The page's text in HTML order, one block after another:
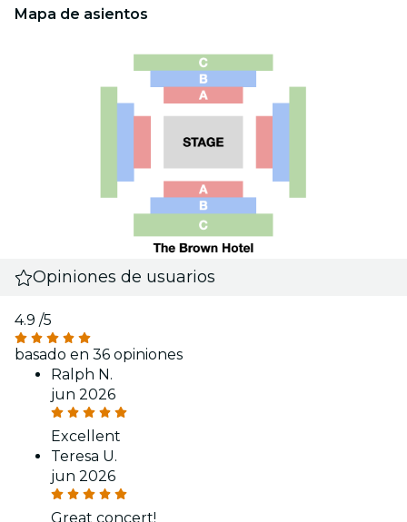
Mapa de asientos
Opiniones de usuarios
4.9 /5
basado en 36 opiniones
Ralph N.
jun 2026
Excellent
Teresa U.
jun 2026
Great concert!